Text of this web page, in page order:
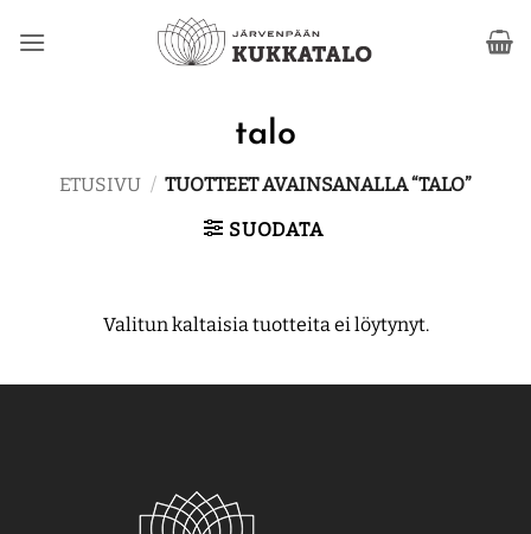
talo
ETUSIVU / TUOTTEET AVAINSANALLA “TALO”
SUODATA
Valitun kaltaisia tuotteita ei löytynyt.